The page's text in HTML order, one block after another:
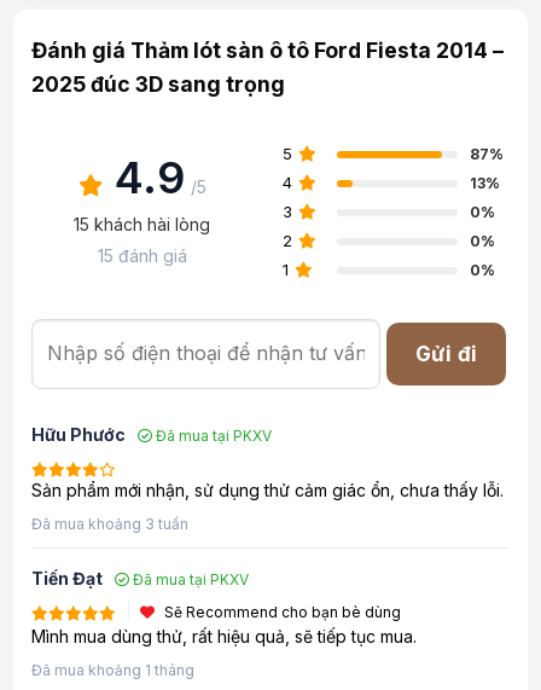
Đánh giá Thảm lót sàn ô tô Ford Fiesta 2014 –
2025 đúc 3D sang trọng
4.9 /5
15 khách hài lòng
15 đánh giá
5 87%
4 13%
3 0%
2 0%
1 0%
Gửi đi
Hữu Phước Đã mua tại PKXV
Sản phẩm mới nhận, sử dụng thử cảm giác ổn, chưa thấy lỗi.
Đã mua khoảng 3 tuần
Tiến Đạt
Đã mua tại PKXV
Sẽ Recommend cho bạn bè dùng
Mình mua dùng thử, rất hiệu quả, sẽ tiếp tục mua.
Đã mua khoảng 1 tháng